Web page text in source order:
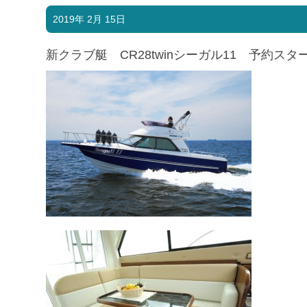
2019年 2月 15日
新クラブ艇 CR28twinシーガル11 予約スタ